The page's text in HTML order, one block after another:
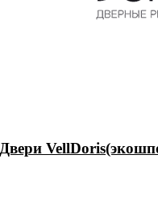
Двери